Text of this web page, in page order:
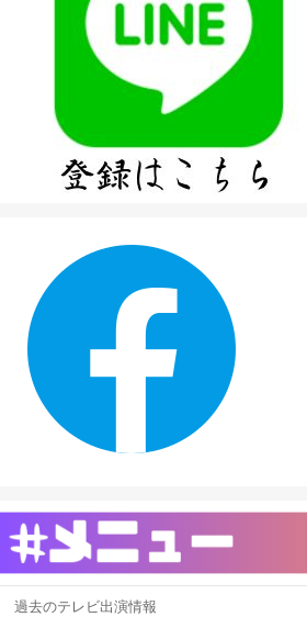
過去のテレビ出演情報